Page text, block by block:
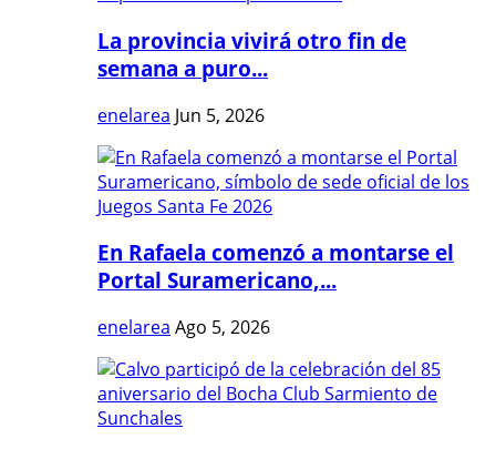
La provincia vivirá otro fin de
semana a puro...
enelarea Jun 5, 2026
En Rafaela comenzó a montarse el
Portal Suramericano,...
enelarea Ago 5, 2026